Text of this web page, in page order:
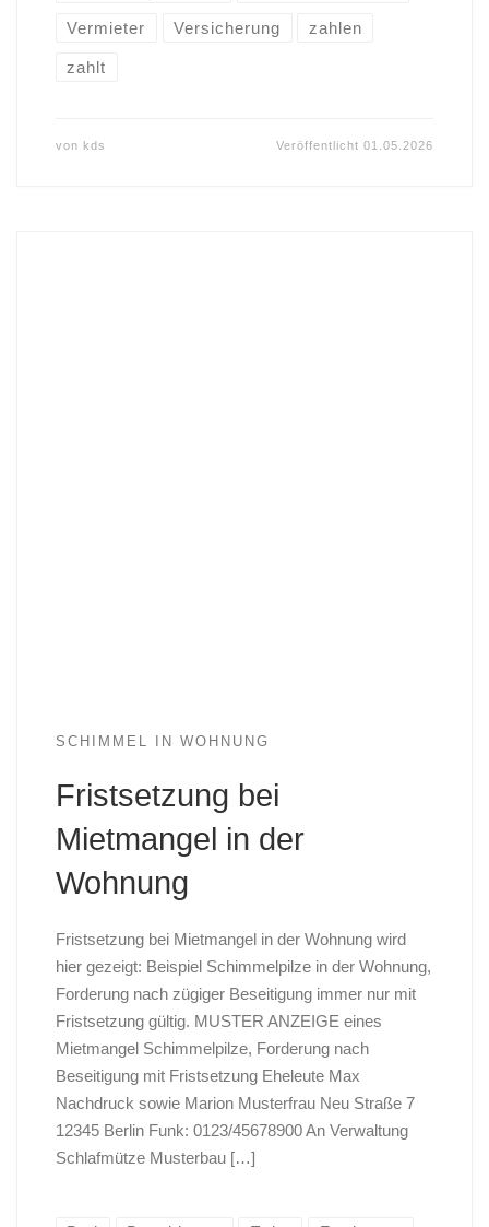
Vermieter Versicherung zahlen
zahlt
von kds Veröffentlicht01.05.2026
SCHIMMEL IN WOHNUNG
Fristsetzung bei
Mietmangel in der
Wohnung
Fristsetzung bei Mietmangel in der Wohnung wird
hier gezeigt: Beispiel Schimmelpilze in der Wohnung,
Forderung nach zügiger Beseitigung immer nur mit
Fristsetzung gültig. MUSTER ANZEIGE eines
Mietmangel Schimmelpilze, Forderung nach
Beseitigung mit Fristsetzung Eheleute Max
Nachdruck sowie Marion Musterfrau Neu Straße 7
12345 Berlin Funk: 0123/45678900 An Verwaltung
Schlafmütze Musterbau […]